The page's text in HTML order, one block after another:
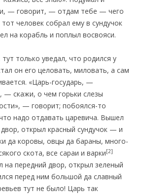
— говорит, — отдам тебе — чего
человек собрал ему в сундучок
на корабль и поплыл восвояси.
только уведал, что родился у
он его целовать, миловать, а сам
«Царь-государь, —
— скажи, о чем горьки слезы
— говорит; побоялся-то
надо отдавать царевича. Вышел
открыл красный сундучок — и
да коровы, овцы да бараны, много-
скота, все сараи и варки[2]
передний двор, открыл зеленый
перед ним большой да славный
тут не было! Царь так